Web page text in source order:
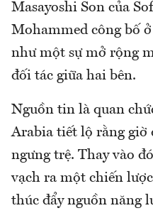
Masayoshi Son của
Mohammed công bố
như một sự mở rộng
đối tác giữa hai bên.
Nguồn tin là quan
Arabia tiết lộ rằng giờ
ngưng trệ. Thay vào
vạch ra một chiến
thúc đẩy nguồn năng